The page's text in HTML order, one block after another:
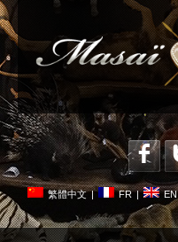
繁體中文 | FR | EN